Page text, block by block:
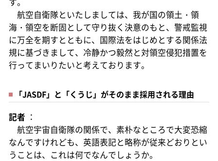
航空自衛隊といたしましては、我が国の領土・領
海・領空を断固として守り抜く決意のもと、警戒監視
に万全を期すとともに、国際法をはじめとする関係法
規に基づきまして、冷静かつ毅然と対領空侵犯措置を
行ってまいりたいと考えております。
「JASDF」と「くうじ」がそのまま採用される理由
記者 ：
航空宇宙自衛隊の関係で、素朴なところで大変恐縮
なんですけれども、英語表記と略称が従来どおりとい
うことは、これは何でなんでしょうか。